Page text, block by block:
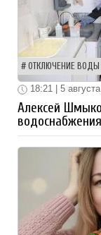
ОТКЛЮЧЕНИЕ ВОДЫ
18:21 | 5 августа
Алексей